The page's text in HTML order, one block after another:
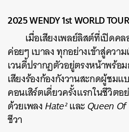
2025 WENDY 1st WORLD
เมื่อเสียงเพลย์ลิสต์ที่เปิดค
ค่อยๆ เบาลง ทุกอย่างเข้าสู่คว
เวนดี้ปรากฏตัวอยู่ตรงหน้าพร้อ
เสียงร้องก้องกังวานสะกดผู้ชม
คอนเสิร์ตเดี่ยวครั้งแรกในชีวิต
ด้วยเพลงHate²และQueen
ชีวา